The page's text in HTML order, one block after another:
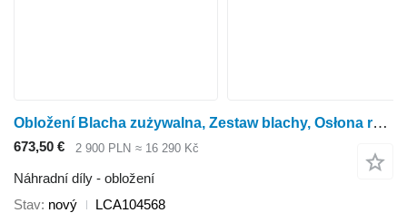
Obložení Blacha zużywalna, Zestaw blachy, Osłona ramy LCA104568 pro rotačního kukuřičného adaptéru Kemper 375 Plus, 390 Plus
673,50 € 2 900 PLN ≈ 16 290 Kč
Náhradní díly - obložení
Stav nový
LCA104568